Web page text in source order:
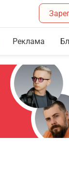
Реклама